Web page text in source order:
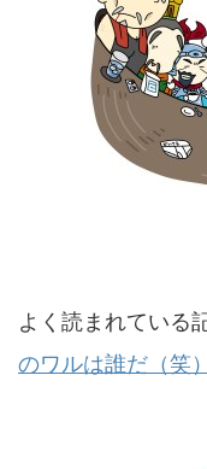
よく読まれている
のワルは誰だ（笑